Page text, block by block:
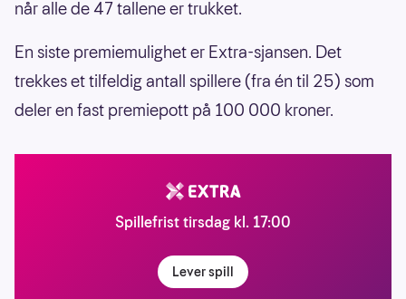
når alle de 47 tallene er trukket.
En siste premiemulighet er Extra-sjansen. Det
trekkes et tilfeldig antall spillere (fra én til 25) som
deler en fast premiepott på 100 000 kroner.
Spillefrist tirsdag kl. 17:00
Lever spill